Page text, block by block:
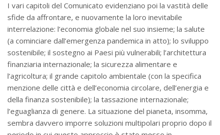
I vari capitoli del Comunicato evidenziano poi la vastità delle
sfide da affrontare, e nuovamente la loro inevitabile
interrelazione: l’economia globale nel suo insieme; la salute
(a cominciare dall’emergenza pandemica in atto); lo sviluppo
sostenibile; il sostegno ai Paesi più vulnerabili; l’architettura
finanziaria internazionale; la sicurezza alimentare e
l’agricoltura; il grande capitolo ambientale (con la specifica
menzione delle città e dell’economia circolare, dell’energia e
della finanza sostenibile); la tassazione internazionale;
l’eguaglianza di genere. La situazione del pianeta, insomma,
sembra davvero imporre soluzioni multipolari proprio dopo il